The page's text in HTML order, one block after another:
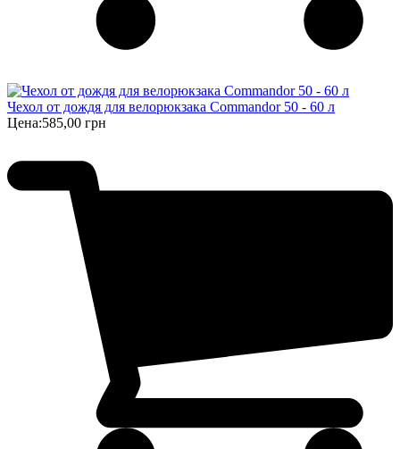
Чехол от дождя для велорюкзака Commandor 50 - 60 л
Цена:585,00 грн